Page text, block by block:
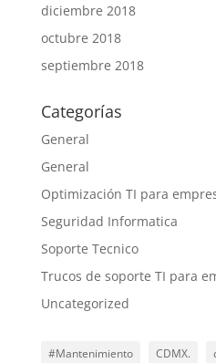
diciembre 2018
octubre 2018
septiembre 2018
Categorías
General
General
Optimización TI para
Seguridad Informatica
Soporte Tecnico
Trucos de soporte TI para
Uncategorized
#Mantenimiento CDMX.